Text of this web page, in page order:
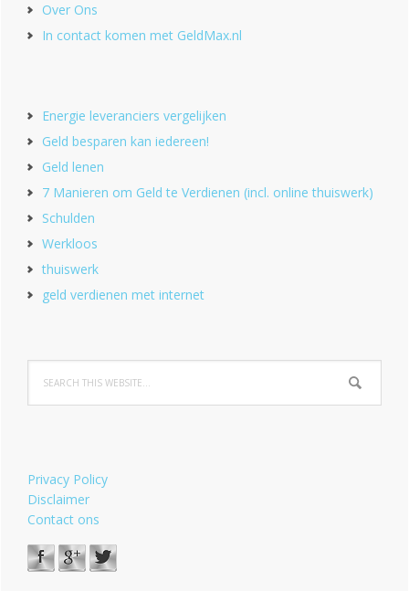
Over Ons
In contact komen met GeldMax.nl
Energie leveranciers vergelijken
Geld besparen kan iedereen!
Geld lenen
7 Manieren om Geld te Verdienen (incl. online thuiswerk)
Schulden
Werkloos
thuiswerk
geld verdienen met internet
Privacy Policy
Disclaimer
Contact ons